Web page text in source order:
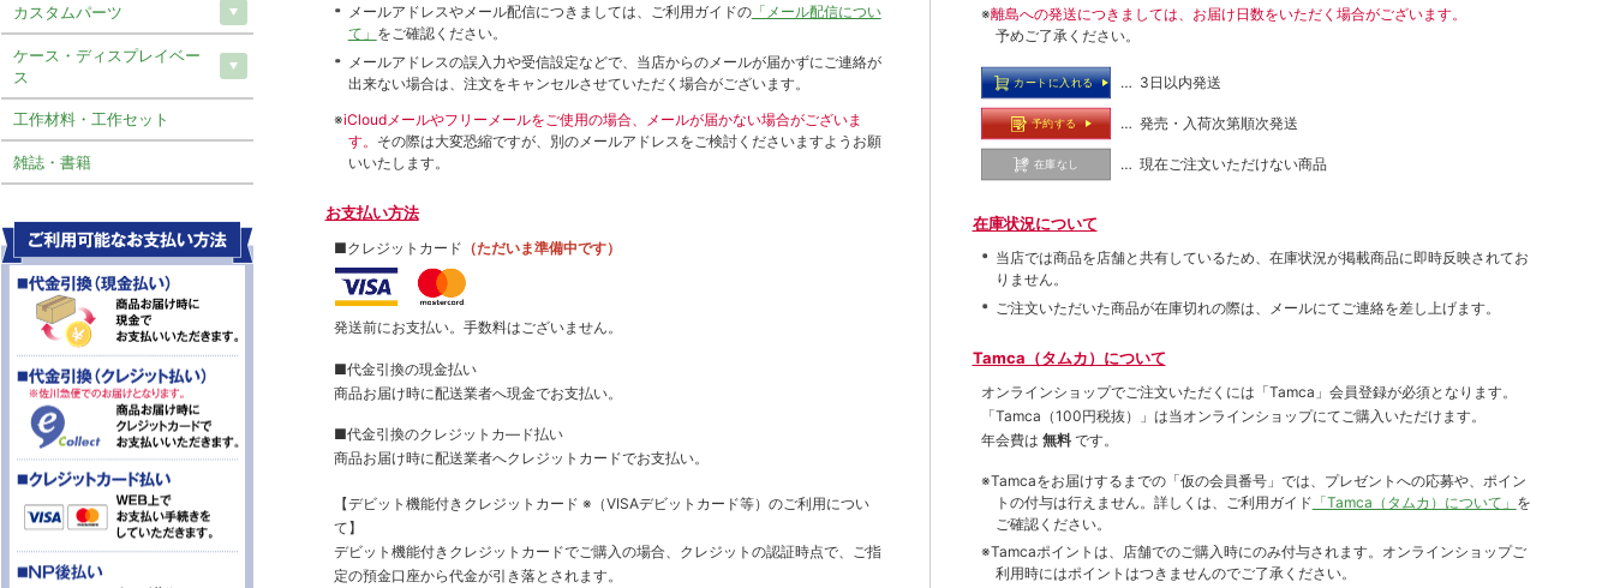
メールアドレスやメール配信につきましては、ご利用ガイドの「メール配信につい
て」 をご確認ください。
メールアドレスの誤入力や受信設定などで、当店からのメールが届かずにご連絡が
出来ない場合は、注文をキャンセルさせていただく場合がございます。
※iCloudメールやフリーメールをご使用の場合、メールが届かない場合がございま
す。 その際は大変恐縮ですが、別のメールアドレスをご検討くださいますようお願
いいたします。
お支払い方法
■クレジットカード （ただいま準備中です）
発送前にお支払い。手数料はございません。
■代金引換の現金払い
商品お届け時に配送業者へ現金でお支払い。
■代金引換のクレジットカ―ド払い
商品お届け時に配送業者へクレジットカードでお支払い。
【デビット機能付きクレジットカード ※（VISAデビットカード等） のご利用につい
て】
デビット機能付きクレジットカードでご購入の場合、クレジットの認証時点で、ご指
定の預金口座から代金が引き落とされます。
※離島への発送につきましては、お届け日数をいただく場合がございます。
予めご了承ください。
カートに入れる … 3日以内発送
予約する … 発売・入荷次第順次発送
在庫なし … 現在ご注文いただけない商品
在庫状況について
当店では商品を店舗と共有しているため、在庫状況が掲載商品に即時反映されてお
りません。
ご注文いただいた商品が在庫切れの際は、メールにてご連絡を差し上げます。
Tamca（タムカ）について
オンラインショップでご注⽂いただくには「Tamca」会員登録が必須となります。
「Tamca （100円税抜）
」は当オンラインショップにてご購⼊いただけます。
年会費は 無料 です。
※Tamcaをお届けするまでの「仮の会員番号」では、プレゼントへの応募や、ポイン
トの付与は⾏えません。詳しくは、ご利⽤ガイド 「Tamca（タムカ）について」 を
ご確認ください。
※Tamcaポイントは、店舗でのご購⼊時にのみ付与されます。オンラインショップご
利用時にはポイントはつきませんのでご了承ください。
カスタムパーツ
ケース・ディスプレイベー
ス
工作材料・工作セット
雑誌・書籍